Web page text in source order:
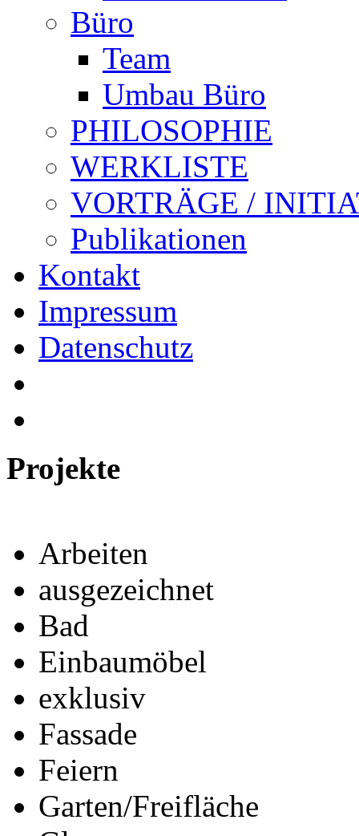
Büro
Team
Umbau Büro
PHILOSOPHIE
WERKLISTE
VORTRÄGE /
Publikationen
Kontakt
Impressum
Datenschutz
Projekte
Arbeiten
ausgezeichnet
Bad
Einbaumöbel
exklusiv
Fassade
Feiern
Garten/Freifläche